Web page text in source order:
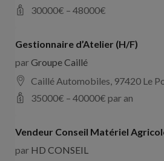
30000€ – 48000€
Gestionnaire d’Atelier (H/F)
parGroupe Caillé
Caillé Automobiles, 97420 Le
35000€ – 40000€ par an
Vendeur Conseil Matériel
par HD CONSEIL